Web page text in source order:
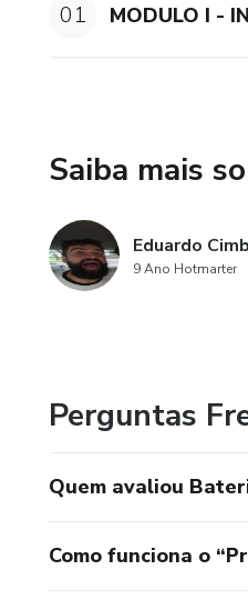
01 MODULO I -
Saiba mais
Eduardo
9 Ano Hotmarter
Perguntas
Quem avaliou
Como funciona o